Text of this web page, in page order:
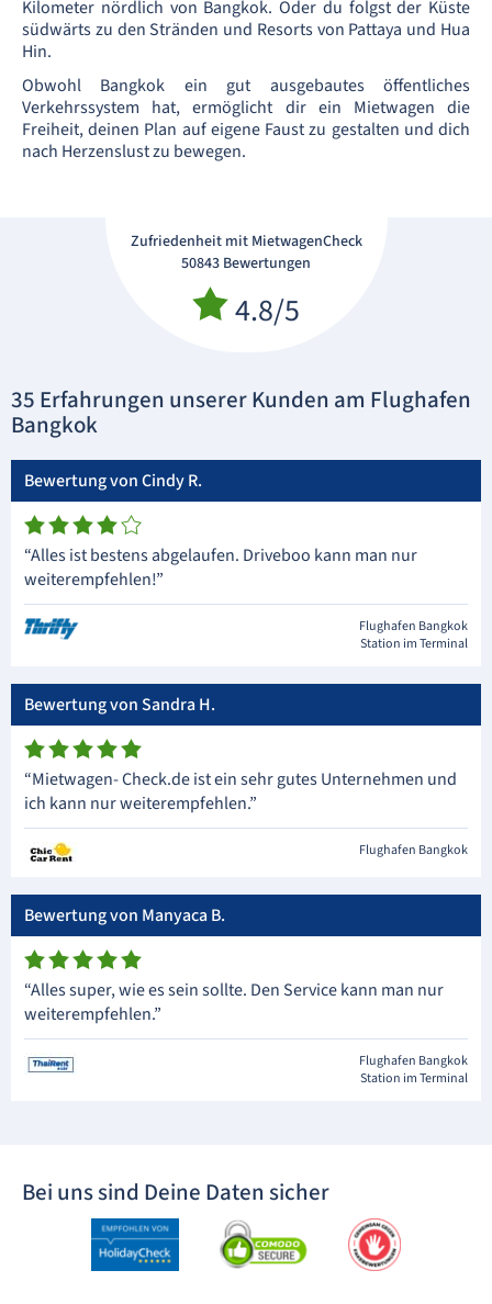
Kilometer nördlich von Bangkok. Oder du folgst der Küste
südwärts zu den Stränden und Resorts von Pattaya und Hua
Hin.
Obwohl Bangkok ein gut ausgebautes öffentliches
Verkehrssystem hat, ermöglicht dir ein Mietwagen die
Freiheit, deinen Plan auf eigene Faust zu gestalten und dich
nach Herzenslust zu bewegen.
Zufriedenheit mit MietwagenCheck
50843 Bewertungen
4.8/5
35 Erfahrungen unserer Kunden am Flughafen
Bangkok
Bewertung von Cindy R.
“Alles ist bestens abgelaufen. Driveboo kann man nur
weiterempfehlen!”
Flughafen Bangkok
Station im Terminal
Bewertung von Sandra H.
“Mietwagen- Check.de ist ein sehr gutes Unternehmen und
ich kann nur weiterempfehlen.”
Flughafen Bangkok
Bewertung von Manyaca B.
“Alles super, wie es sein sollte. Den Service kann man nur
weiterempfehlen.”
Flughafen Bangkok
Station im Terminal
Bei uns sind Deine Daten sicher